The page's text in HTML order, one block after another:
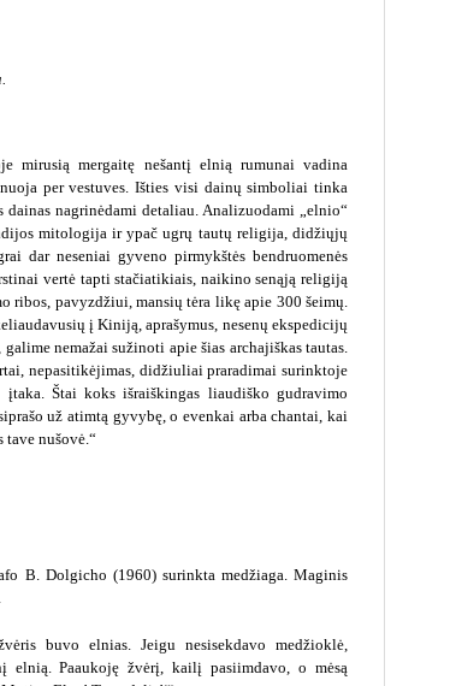
mirusią mergaitę nešantį elnią rumunai vadina
per vestuves. Išties visi dainų simboliai tinka
nagrinėdami detaliau. Analizuodami „elnio“
mitologija ir ypač ugrų tautų religija, didžiųjų
dar neseniai gyveno pirmykštės bendruomenės
vertė tapti stačiatikiais, naikino senąją religiją
ribos, pavyzdžiui, mansių tėra likę apie 300 šeimų.
į Kiniją, aprašymus, nesenų ekspedicijų
nemažai sužinoti apie šias archajiškas tautas.
nepasitikėjimas, didžiuliai praradimai surinktoje
Štai koks išraiškingas liaudiško gudravimo
už atimtą gyvybę, o evenkai arba chantai, kai
tave nušovė.“
B. Dolgicho (1960) surinkta medžiaga. Maginis
buvo elnias. Jeigu nesisekdavo medžioklė,
Paaukoję žvėrį, kailį pasiimdavo, o mėsą